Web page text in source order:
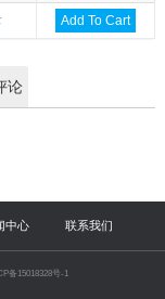
Add To Cart
论
中心 联系我们
备15018328号-1